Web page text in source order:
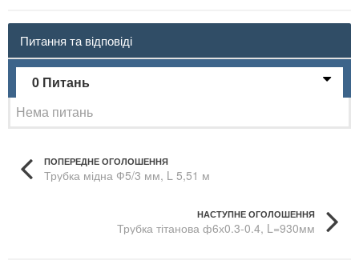
Питання та відповіді
0 Питань
Нема питань
ПОПЕРЕДНЕ ОГОЛОШЕННЯ
Трубка мідна Ф5/3 мм, L 5,51 м
НАСТУПНЕ ОГОЛОШЕННЯ
Трубка тітанова ф6х0.3-0.4, L=930мм